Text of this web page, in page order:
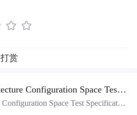
打赏
PCI Express Architecture Configuration Space Test Specification Revision 5.0, Version 1.0 (CB).pdf
Space Test Specificatio